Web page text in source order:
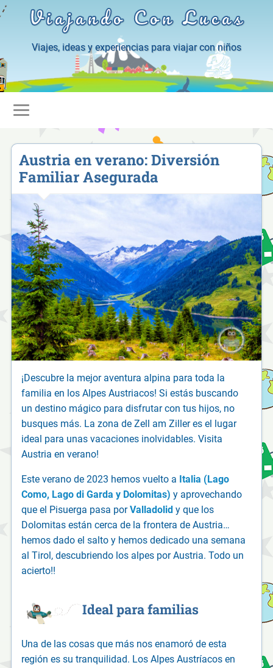
Viajando Con Lucas
Viajes, ideas y experiencias para viajar con niños
Austria en verano: Diversión
Familiar Asegurada
¡Descubre la mejor aventura alpina para toda la
familia en los Alpes Austriacos! Si estás buscando
un destino mágico para disfrutar con tus hijos, no
busques más. La zona de Zell am Ziller es el lugar
ideal para unas vacaciones inolvidables. Visita
Austria en verano!
Este verano de 2023 hemos vuelto a Italia (Lago
Como, Lago di Garda y Dolomitas) y aprovechando
que el Pisuerga pasa porValladolid y que los
Dolomitas están cerca de la frontera de Austria…
hemos dado el salto y hemos dedicado una semana
al Tirol, descubriendo los alpes por Austria. Todo un
acierto!!
Ideal para familias
Una de las cosas que más nos enamoró de esta
región es su tranquilidad. Los Alpes Austríacos en